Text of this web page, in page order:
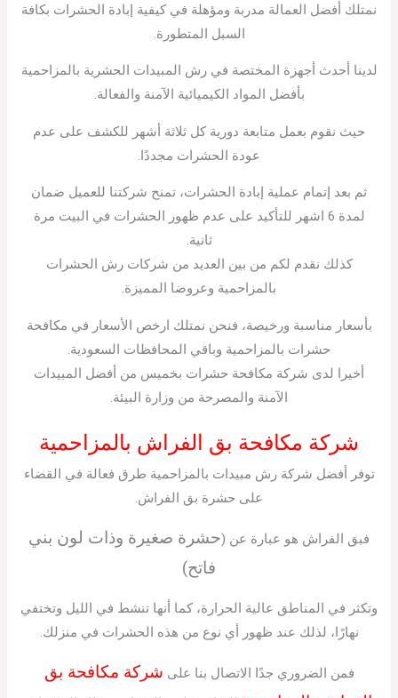
نمتلك أفضل العمالة مدربة ومؤهلة في كيفية إبادة الحشرات بكافة
السبل المتطورة.
لدينا أحدث أجهزة المختصة في رش المبيدات الحشرية بالمزاحمية
بأفضل المواد الكيميائية الآمنة والفعالة.
حيث نقوم بعمل متابعة دورية كل ثلاثة أشهر للكشف على عدم
عودة الحشرات مجددًا.
ثم بعد إتمام عملية إبادة الحشرات، تمنح شركتنا للعميل ضمان
لمدة 6 اشهر للتأكيد على عدم ظهور الحشرات في البيت مرة
ثانية.
كذلك نقدم لكم من بين العديد من شركات رش الحشرات
بالمزاحمية وعروضا المميزة.
بأسعار مناسبة ورخيصة، فنحن نمتلك ارخص الأسعار في مكافحة
حشرات بالمزاحمية وباقي المحافظات السعودية.
أخيرا لدى شركة مكافحة حشرات بخميس من أفضل المبيدات
الآمنة والمصرحة من وزارة البيئة.
شركة مكافحة بق الفراش بالمزاحمية
توفر أفضل شركة رش مبيدات بالمزاحمية طرق فعالة في القضاء
على حشرة بق الفراش.
فبق الفراش هو عبارة عن (حشرة صغيرة وذات لون بني
فاتح)
وتكثر في المناطق عالية الحرارة، كما أنها تنشط في الليل وتختفي
نهارًا، لذلك عند ظهور أي نوع من هذه الحشرات في منزلك.
فمن الضروري جدًا الاتصال بنا على شركة مكافحة بق